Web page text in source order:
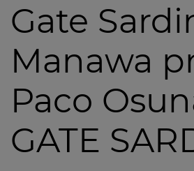
Gate
Manawa
Paco
GATE